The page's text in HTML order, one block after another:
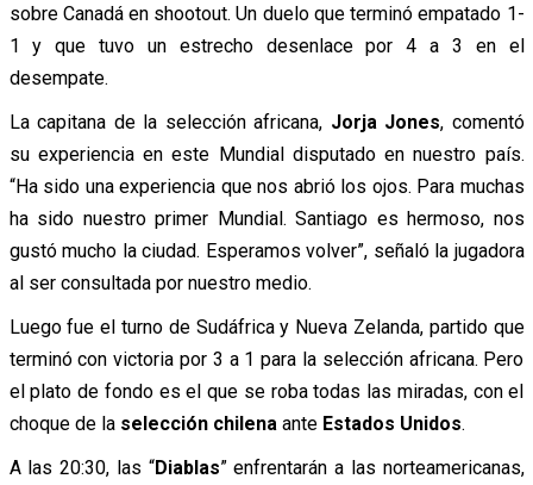
sobre Canadá en shootout. Un duelo que terminó empatado 1-
1 y que tuvo un estrecho desenlace por 4 a 3 en el
desempate.
La capitana de la selección africana, Jorja Jones, comentó
su experiencia en este Mundial disputado en nuestro país.
“Ha sido una experiencia que nos abrió los ojos. Para muchas
ha sido nuestro primer Mundial. Santiago es hermoso, nos
gustó mucho la ciudad. Esperamos volver”, señaló la jugadora
al ser consultada por nuestro medio.
Luego fue el turno de Sudáfrica y Nueva Zelanda, partido que
terminó con victoria por 3 a 1 para la selección africana. Pero
el plato de fondo es el que se roba todas las miradas, con el
choque de la selección chilena ante Estados Unidos.
A las 20:30, las “Diablas” enfrentarán a las norteamericanas,